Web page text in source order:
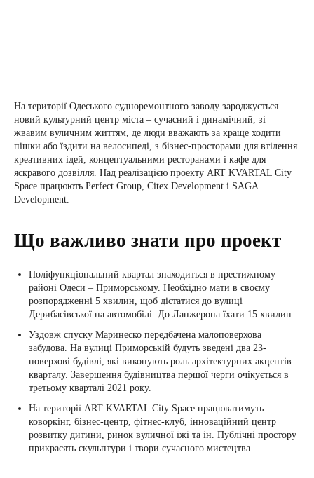
На території Одеського судноремонтного заводу зароджується
новий культурний центр міста – сучасний і динамічний, зі
жвавим вуличним життям, де люди вважають за краще ходити
пішки або їздити на велосипеді, з бізнес-просторами для втілення
креативних ідей, концептуальними ресторанами і кафе для
яскравого дозвілля. Над реалізацією проекту ART KVARTAL City
Space працюють Perfect Group, Citex Development і SAGA
Development.
Що важливо знати про проект
Поліфункціональний квартал знаходиться в престижному
районі Одеси – Приморському. Необхідно мати в своєму
розпорядженні 5 хвилин, щоб дістатися до вулиці
Дерибасівської на автомобілі. До Ланжерона їхати 15 хвилин.
Уздовж спуску Маринеско передбачена малоповерхова
забудова. На вулиці Приморській будуть зведені два 23-
поверхові будівлі, які виконують роль архітектурних акцентів
кварталу. Завершення будівництва першої черги очікується в
третьому кварталі 2021 року.
На території ART KVARTAL City Space працюватимуть
коворкінг, бізнес-центр, фітнес-клуб, інноваційний центр
розвитку дитини, ринок вуличної їжі та ін. Публічні простору
прикрасять скульптури і твори сучасного мистецтва.